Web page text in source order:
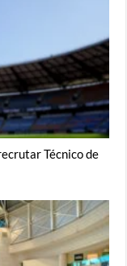
Técnico de